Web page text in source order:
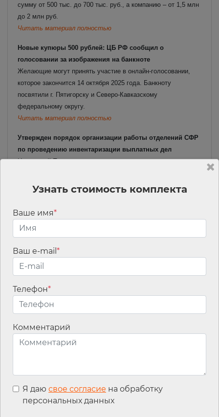
сумму от 500 тыс. до 700 тыс. руб., а компанию – от 1,5 млн
до 2 млн руб.
Читать материал полностью
Новые купюры 500 рублей: ЦБ РФ сообщил о
голосовании за изображения на банкноте
Желающие могут принять участие в онлайн-голосовании,
которое закончится 14 октября 2025 года. Банкноту
посвятили г. Пятигорску и Северо-Кавказскому
федеральному округу.
Читать материал полностью
Утвержден порядок организации работы отделений СФР
по проведению инвентаризации выплатных дел
Настоящий Порядок разработан в целях ведения учета
которых гражданину установлены и выплачиваются пенсия
выплаты в соответствии с законодательством РФ, и
контроля за их целостностью и сохранностью, а также
устанавливает правила осуществления процедур и
инвентаризации выплатных дел.
Читать материал полностью
МИД: с 20 января 2026 г. свидетельство о рождении
исключается из числа документов, по которым граждане
России в возрасте до 14 лет имеют право осуществлять
Южную Осетию
Что касается въезда в Россию по данному документу, то
Также с 20 января 2026 г. отменяется возможность
оформления в российских консульских учреждениях на
Узнать стоимость комплекта
Ваше имя*
Ваш e-mail *
Телефон*
Комментарий
Я даю свое согласие на обработку
персональных данных